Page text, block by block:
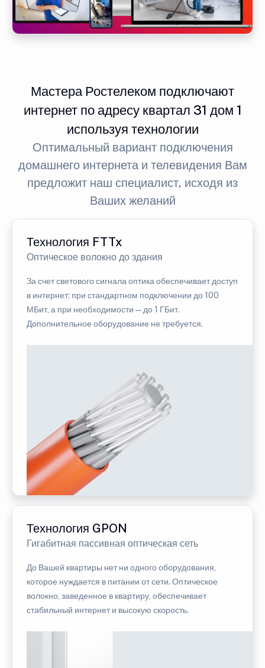
Мастера Ростелеком подключают
интернет по адресу квартал 31 дом 1
используя технологии
Оптимальный вариант подключения
домашнего интернета и телевидения Вам
предложит наш специалист, исходя из
Ваших желаний
Технология FTTx
Оптическое волокно до здания
За счет светового сигнала оптика обеспечивает доступ
в интернет: при стандартном подключении до 100
МБит, а при необходимости — до 1 ГБит.
Дополнительное оборудование не требуется.
Технология GPON
Гигабитная пассивная оптическая сеть
До Вашей квартиры нет ни одного оборудования,
которое нуждается в питании от сети. Оптическое
волокно, заведенное в квартиру, обеспечивает
стабильный интернет и высокую скорость.